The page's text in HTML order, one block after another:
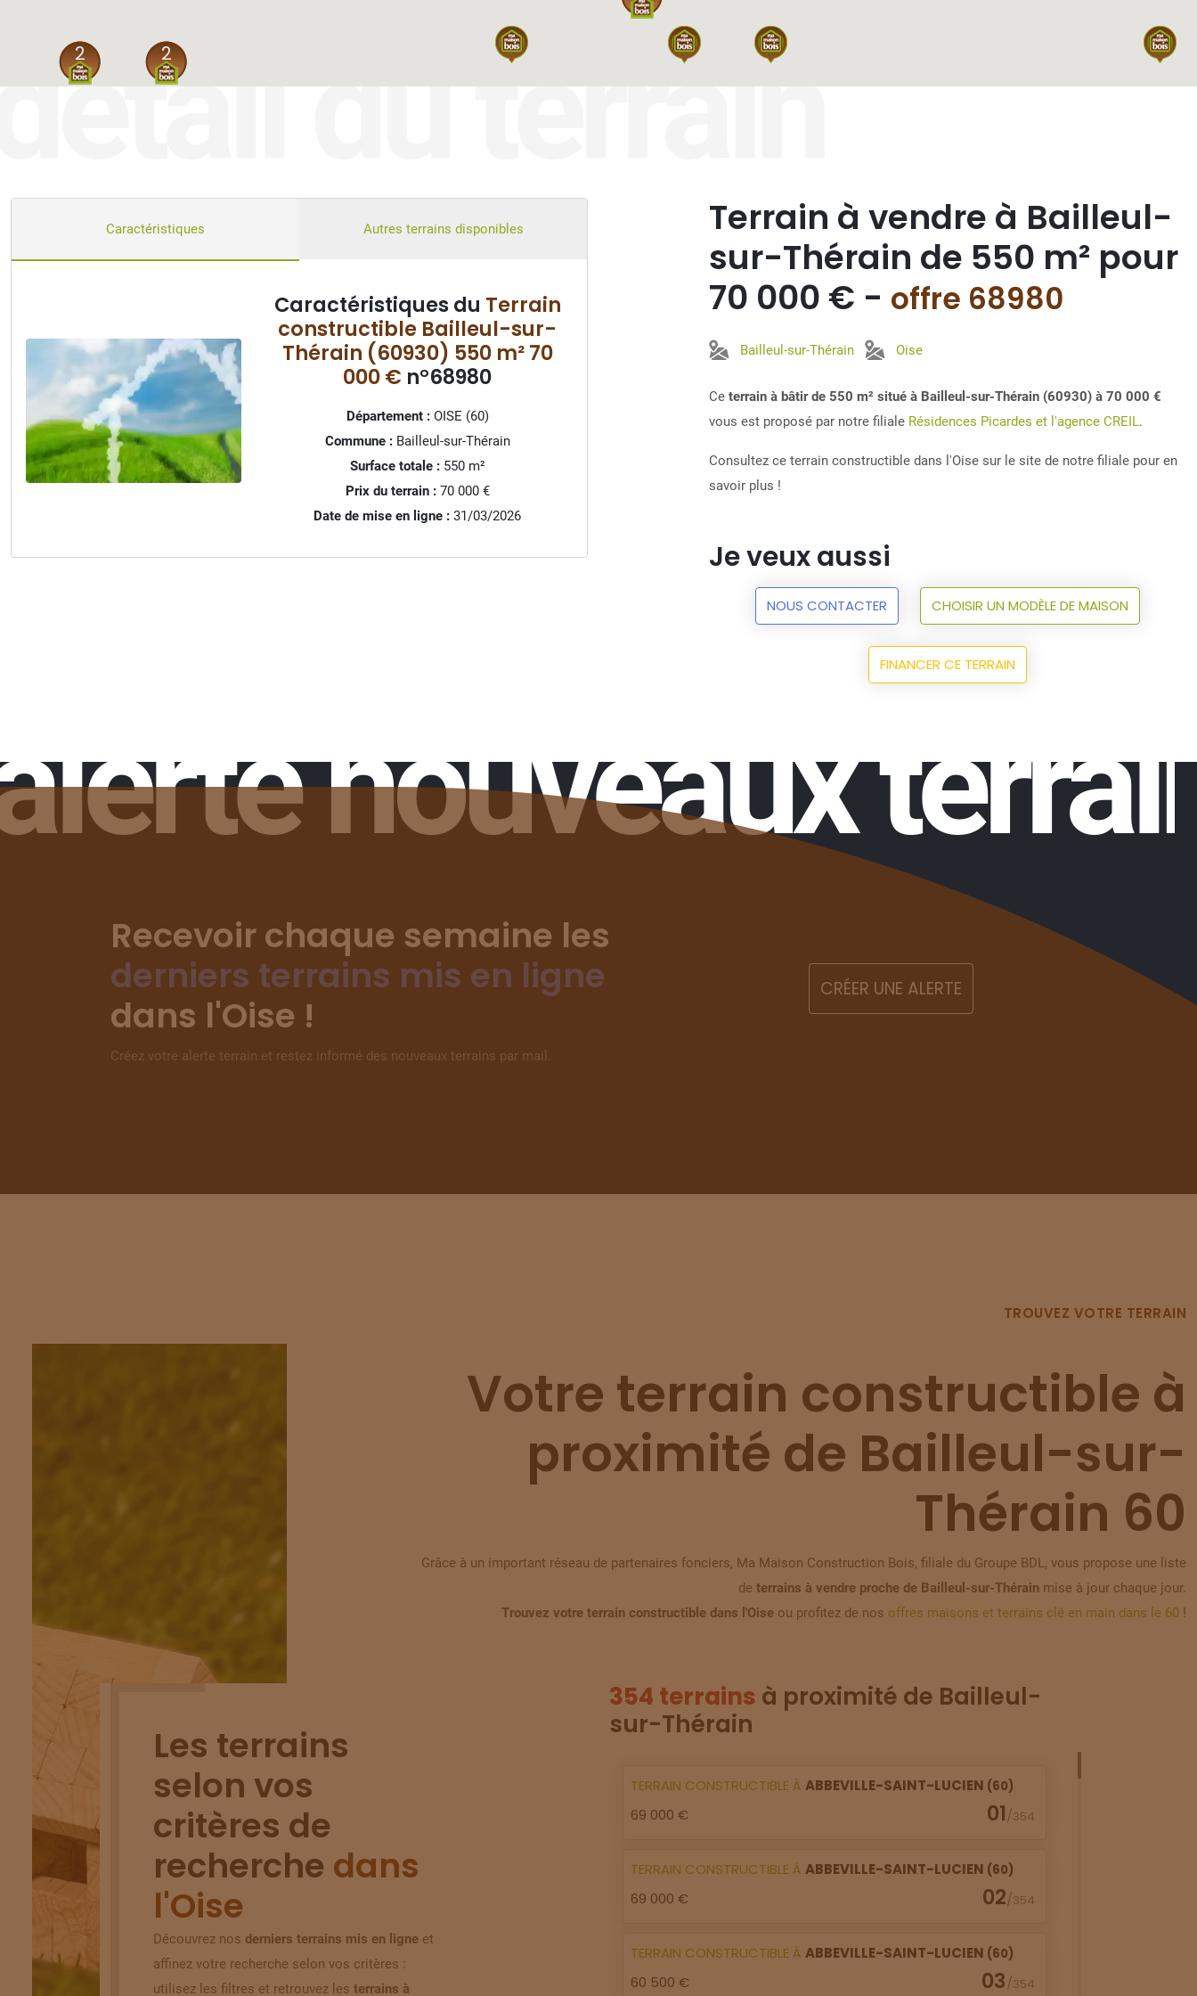
2
2 du terrain
Terrain à vendre à Bailleul-
sur-Thérain de 550 m² pour
70 000 € - offre 68980
Bailleul-sur-Thérain Oise
Ce terrain à bâtir de 550 m² situé à Bailleul-sur-Thérain (60930) à 70 000 €
vous est proposé par notre filiale Résidences Picardes et l'agence CREIL.
Consultez ce terrain constructible dans l'Oise sur le site de notre filiale pour en
savoir plus !
Je veux aussi
NOUS CONTACTER CHOISIR UN MODÈLE DE MAISON
FINANCER CE TERRAIN
Caractéristiques Autres terrains disponibles
Caractéristiques du Terrain
constructible Bailleul-sur-
Thérain (60930) 550 m² 70
000 € n°68980
Département :OISE (60)
Commune :Bailleul-sur-Thérain
Surface totale : 550 m²
Prix du terrain :70 000 €
Date de mise en ligne : 31/03/2026
nouveaux
Recevoir chaque semaine les
derniers terrains mis en ligne
dans l'Oise !
Créez votre alerte terrain et restez informé des nouveaux terrains par mail.
CRÉER UNE ALERTE
TROUVEZ VOTRE TERRAIN
Votre terrain constructible à
proximité de Bailleul-sur-
Thérain 60
Grâce à un important réseau de partenaires fonciers, Ma Maison Construction Bois, filiale du Groupe BDL, vous propose une liste
de terrains à vendre proche de Bailleul-sur-Thérain mise à jour chaque jour.
Trouvez votre terrain constructible dans l'Oise ou profitez de nos offres maisons et terrains clé en main dans le 60 !
Les terrains
selon vos
critères de
recherche dans
l'Oise
Découvrez nos derniers terrains mis en ligne et
affinez votre recherche selon vos critères :
utilisez les filtres et retrouvez les terrains à
354 terrains à proximité de Bailleul-
sur-Thérain
TERRAIN CONSTRUCTIBLE À ABBEVILLE-SAINT-LUCIEN (60)
69 000 € 01/354
TERRAIN CONSTRUCTIBLE À ABBEVILLE-SAINT-LUCIEN (60)
69 000 € 02/354
TERRAIN CONSTRUCTIBLE À ABBEVILLE-SAINT-LUCIEN (60)
60 500 € 03/354